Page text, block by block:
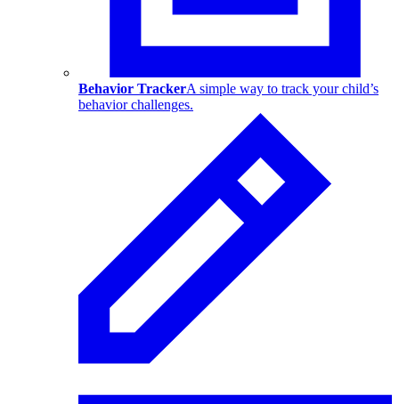
Behavior TrackerA simple way to track your child’s
behavior challenges.